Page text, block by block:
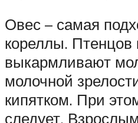
Овес – самая
кореллы. Птенцов
выкармливают
молочной
кипятком. При
следует.